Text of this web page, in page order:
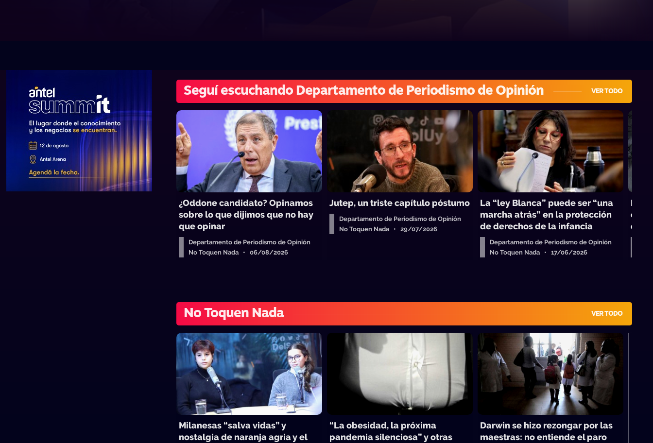
Seguí escuchando Departamento de Periodismo de Opinión VER TODO
¿Oddone candidato? Opinamos
sobre lo que dijimos que no hay
que opinar
Departamento de Periodismo de Opinión
No Toquen Nada • 06/08/2026
Jutep, un triste capítulo póstumo
Departamento de Periodismo de Opinión
No Toquen Nada • 29/07/2026
La “ley Blanca” puede ser “una
marcha atrás” en la protección
de derechos de la infancia
Departamento de Periodismo de Opinión
No Toquen Nada • 17/06/2026
que
No Toquen Nada VER TODO
Milanesas “salva vidas” y
nostalgia de naranja agria y el
“La obesidad, la próxima
pandemia silenciosa” y otras
Darwin se hizo rezongar por las
maestras: no entiende el paro